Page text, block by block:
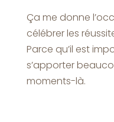
Ça me donne
célébrer les
Parce qu’il est
s’apporter
moments-là.